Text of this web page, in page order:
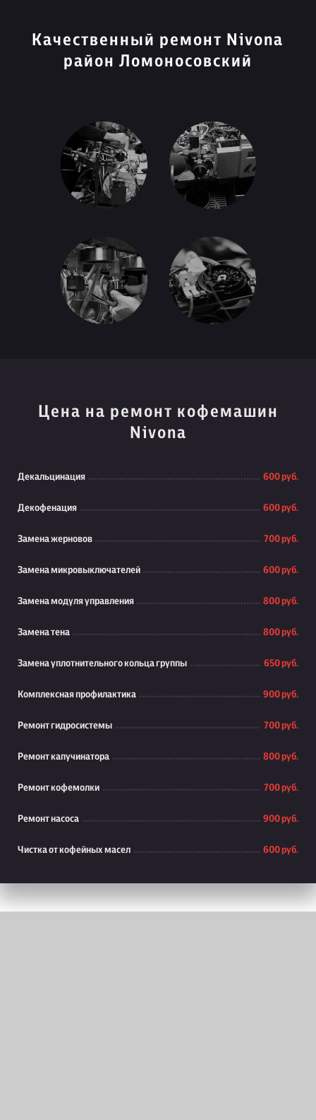
Качественный ремонт Nivona
район Ломоносовский
Цена на ремонт кофемашин
Nivona
Декальцинация 600 руб.
Декофенация 600 руб.
Замена жерновов 700 руб.
Замена микровыключателей 600 руб.
Замена модуля управления 800 руб.
Замена тена 800 руб.
Замена уплотнительного кольца группы 650 руб.
Комплексная профилактика 900 руб.
Ремонт гидросистемы 700 руб.
Ремонт капучинатора 800 руб.
Ремонт кофемолки 700 руб.
Ремонт насоса 900 руб.
Чистка от кофейных масел 600 руб.